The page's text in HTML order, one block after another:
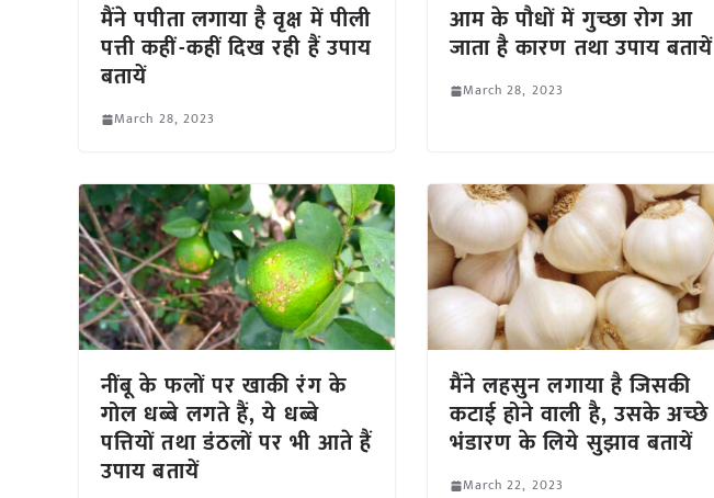
मैंने पपीता लगाया है वृक्ष में पीली
पत्ती कहीं-कहीं दिख रही हैं उपाय
बतायें
March 28, 2023
आम के पौधों में गुच्छा रोग आ
जाता है कारण तथा उपाय बतायें
March 28, 2023
नींबू के फलों पर खाकी रंग के
गोल धब्बे लगते हैं, ये धब्बे
पत्तियों तथा डंठलों पर भी आते हैं
उपाय बतायें
मैंने लहसुन लगाया है जिसकी
कटाई होने वाली है, उसके अच्छे
भंडारण के लिये सुझाव बतायें
March 22, 2023